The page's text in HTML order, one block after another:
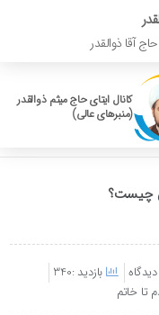
آقا ذوالقدر
کانال ایتای حاج میثم ذوالقدر
(منبرهای عالی)
بازدید :340
خاتم